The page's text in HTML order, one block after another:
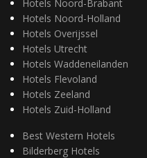
Hotels Noord-Brabant
Hotels Noord-Holland
Hotels Overijssel
Hotels Utrecht
Hotels Waddeneilanden
Hotels Flevoland
Hotels Zeeland
Hotels Zuid-Holland
Best Western Hotels
Bilderberg Hotels